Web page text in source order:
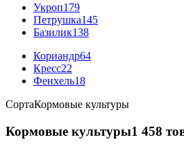
Укроп179
Петрушка145
Базилик138
Кориандр64
Кресс22
Фенхель18
СортаКормовые культуры
Кормовые культуры1 458